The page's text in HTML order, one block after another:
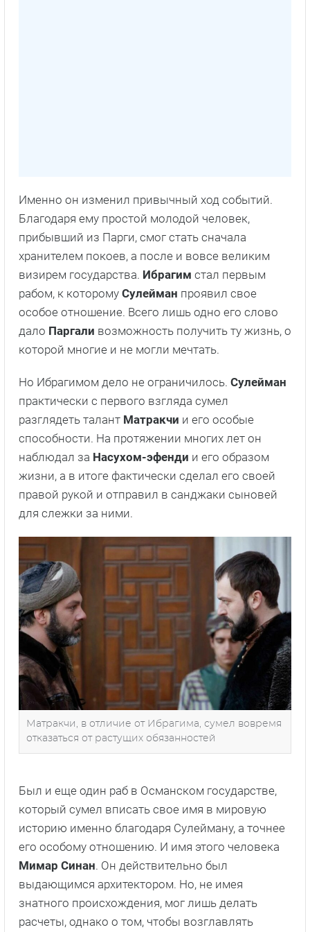
Именно он изменил привычный ход событий.
Благодаря ему простой молодой человек,
прибывший из Парги, смог стать сначала
хранителем покоев, а после и вовсе великим
визирем государства. Ибрагим стал первым
рабом, к которому Сулейман проявил свое
особое отношение. Всего лишь одно его слово
дало Паргали возможность получить ту жизнь, о
которой многие и не могли мечтать.
Но Ибрагимом дело не ограничилось. Сулейман
практически с первого взгляда сумел
разглядеть талант Матракчи и его особые
способности. На протяжении многих лет он
наблюдал за Насухом-эфенди и его образом
жизни, а в итоге фактически сделал его своей
правой рукой и отправил в санджаки сыновей
для слежки за ними.
Матракчи, в отличие от Ибрагима, сумел вовремя
отказаться от растущих обязанностей
Был и еще один раб в Османском государстве,
который сумел вписать свое имя в мировую
историю именно благодаря Сулейману, а точнее
его особому отношению. И имя этого человека
Мимар Синан. Он действительно был
выдающимся архитектором. Но, не имея
знатного происхождения, мог лишь делать
расчеты, однако о том, чтобы возглавлять